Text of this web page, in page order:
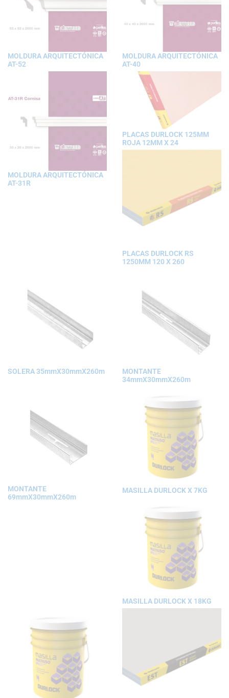
MOLDURA ARQUITECTÓNICA
AT-52
MOLDURA ARQUITECTÓNICA
AT-40
MOLDURA ARQUITECTÓNICA
AT-31R
PLACAS DURLOCK 125MM
ROJA 12MM X 24
PLACAS DURLOCK RS
1250MM 120 X 260
SOLERA 35mmX30mmX260m
MONTANTE
34mmX30mmX260m
MONTANTE
69mmX30mmX260m
MASILLA DURLOCK X 7KG
MASILLA DURLOCK X 18KG